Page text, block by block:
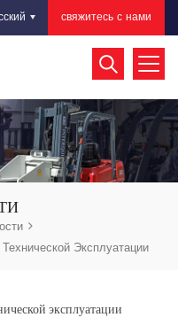
свяжитесь с нами
Эксплуатации
эксплуатации